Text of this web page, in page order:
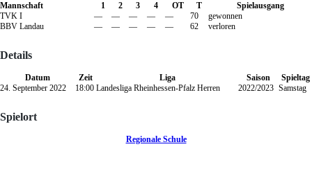
Mannschaft 1 2 3 4 OT T
Spielausgang
TVK I
— — — — — 70
gewonnen
BBV Landau
— — — — — 62 verloren
Details
Datum Zeit Liga Saison
Spieltag
24. September 2022
18:00 Landesliga Rheinhessen-Pfalz Herren 2022/2023 Samstag
Spielort
Regionale Schule